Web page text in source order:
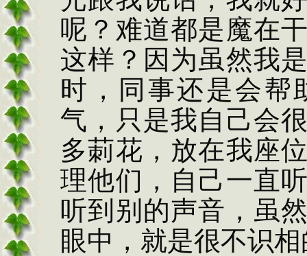
呢？难道都是魔在
这样？因为虽然我
时，同事还是会帮
气，只是我自己会
多莿花，放在我座
理他们，自己一直
听到别的声音，虽
眼中，就是很不识